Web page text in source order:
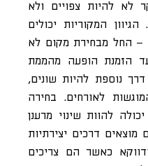
לא להיות צפויים ולא
המקוריות יכולים
– החל מבחירת מקום לא
הזמנת הופעה מהממת
נוספת להיות שונים,
לאורחים. בחירה
להוות שינוי מרענן
דרכים יצירתיות
כאשר הם צריכים